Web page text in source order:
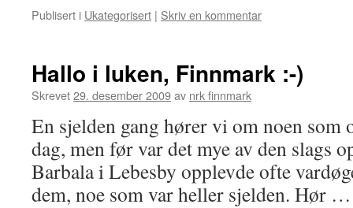
Publisert i Ukategorisert | Skriv en kommentar
Hallo i luken, Finnmark :-)
Skrevet29. desember 2009av nrk finnmark
En sjelden gang hører vi om noen som
dag, men før var det mye av den slags
Barbala i Lebesby opplevde ofte
dem, noe som var heller sjelden. Hør